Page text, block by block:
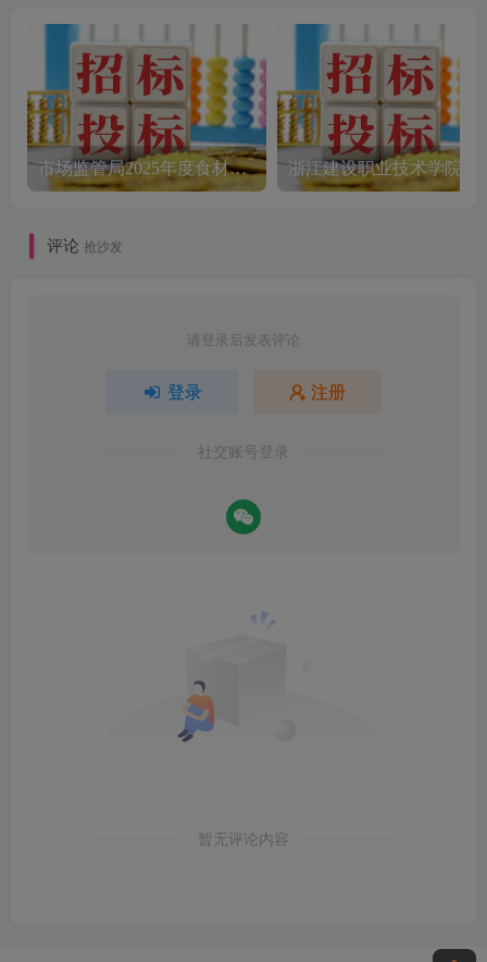
市场监管局2025年度食材配送采购公告
评论 抢沙发
请登录后发表评论
登录 注册
社交账号登录
暂无评论内容